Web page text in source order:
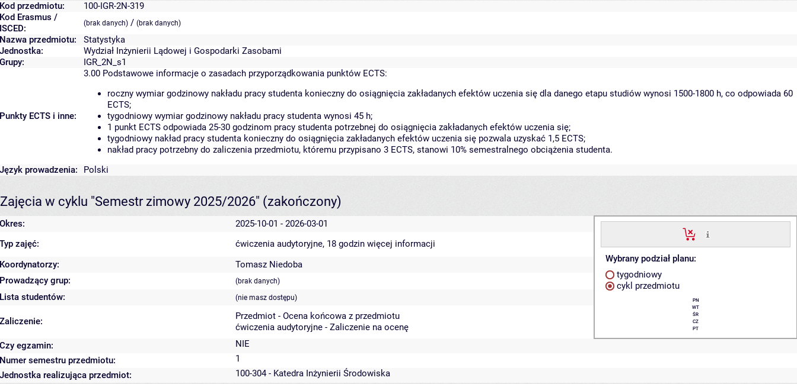
Kod przedmiotu:
100-IGR-2N-319
Kod Erasmus /
ISCED:
(brak danych) / (brak danych)
Nazwa przedmiotu:
Statystyka
Jednostka:
Wydział Inżynierii Lądowej i Gospodarki Zasobami
Grupy:
IGR_2N_s1
Punkty ECTS i inne:
3.00 Podstawowe informacje o zasadach przyporządkowania punktów ECTS:
roczny wymiar godzinowy nakładu pracy studenta konieczny do osiągnięcia zakładanych efektów uczenia się dla danego etapu studiów wynosi 1500-1800 h, co odpowiada 60
ECTS;
tygodniowy wymiar godzinowy nakładu pracy studenta wynosi 45 h;
1 punkt ECTS odpowiada 25-30 godzinom pracy studenta potrzebnej do osiągnięcia zakładanych efektów uczenia się;
tygodniowy nakład pracy studenta konieczny do osiągnięcia zakładanych efektów uczenia się pozwala uzyskać 1,5 ECTS;
nakład pracy potrzebny do zaliczenia przedmiotu, któremu przypisano 3 ECTS, stanowi 10% semestralnego obciążenia studenta.
Język prowadzenia:
Polski
Zajęcia w cyklu "Semestr zimowy 2025/2026" (zakończony)
Okres: 2025-10-01 - 2026-03-01
Wybrany podział planu:
tygodniowy
cykl przedmiotu
PN
WT
ŚR
CZ
PT
Typ zajęć: ćwiczenia audytoryjne, 18 godzin więcej informacji
Koordynatorzy:
Tomasz Niedoba
Prowadzący grup:
(brak danych)
Lista studentów: (nie masz dostępu)
Zaliczenie:
Przedmiot - Ocena końcowa z przedmiotu
ćwiczenia audytoryjne - Zaliczenie na ocenę
Czy egzamin:
NIE
Numer semestru przedmiotu:
1
Jednostka realizująca przedmiot:
100-304 - Katedra Inżynierii Środowiska